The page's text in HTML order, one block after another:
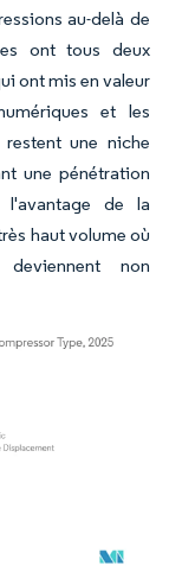
au-delà de
ont tous deux
ont mis en valeur
et les
une niche
une pénétration
l'avantage de la
haut volume où
non